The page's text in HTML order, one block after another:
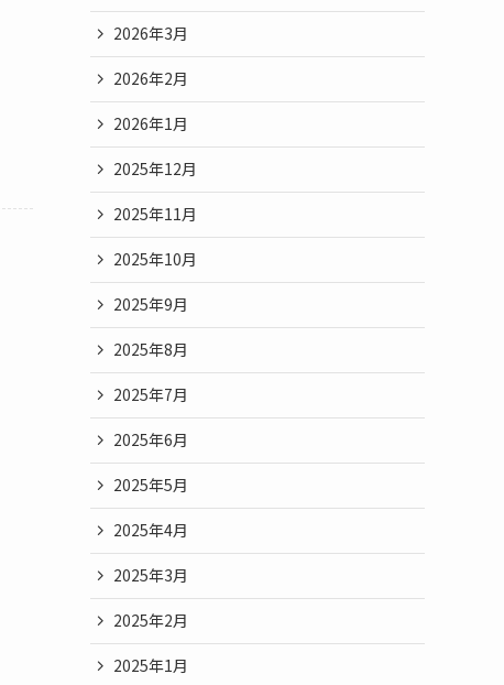
2026年3月
2026年2月
2026年1月
2025年12月
2025年11月
2025年10月
2025年9月
2025年8月
2025年7月
2025年6月
2025年5月
2025年4月
2025年3月
2025年2月
2025年1月